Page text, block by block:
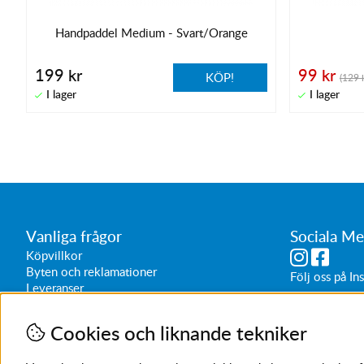
Handpaddel Medium - Svart/Orange
199 kr KÖP! 99 kr (129
Vanliga frågor
Köpvillkor
Byten och reklamationer
Leveranser
Sociala
Följ oss på
Lördagar
Cookies och liknande tekniker